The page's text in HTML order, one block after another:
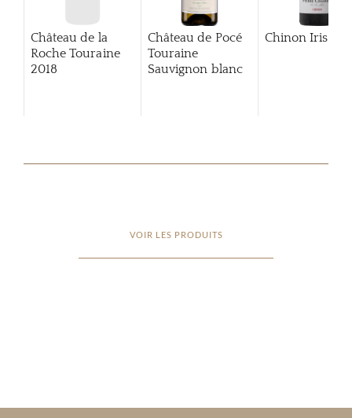
Château de la
Roche Touraine
2018
Château de Pocé
Touraine
Sauvignon blanc
Chinon Iris
VOIR LES PRODUITS